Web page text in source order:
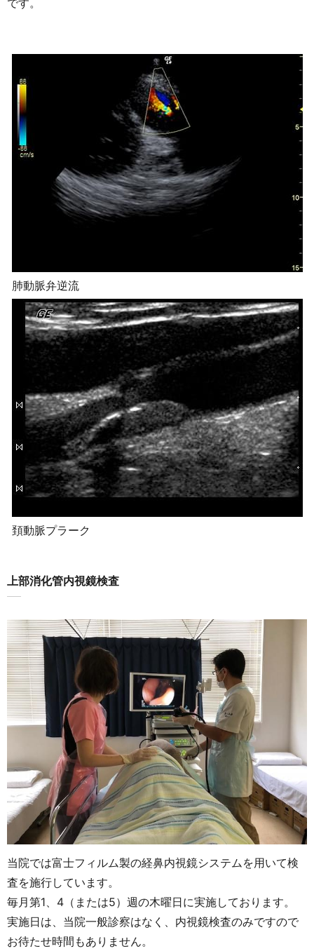
肺動脈弁逆流
頚動脈プラーク
上部消化管内視鏡検査
当院では富士フィルム製の経鼻内視鏡システムを用いて検
査を施行しています。
毎月第1、4（または5）週の木曜日に実施しております。
実施日は、当院一般診察はなく、内視鏡検査のみですので
お待たせ時間もありません。